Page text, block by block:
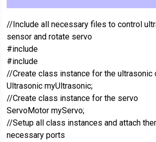
//Include all necessary files to control
sensor and rotate servo
#include
#include
//Create class instance for the ultrasonic
Ultrasonic myUltrasonic;
//Create class instance for the servo
ServoMotor myServo;
//Setup all class instances and attach
necessary ports